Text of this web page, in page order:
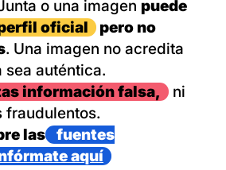
o una imagen puede
oficial
pero no
. Una imagen no acredita
sea auténtica.
información falsa,
ni
fraudulentos.
las
fuentes
aquí